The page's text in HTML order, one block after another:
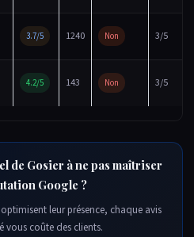
3.7/5 1240 Non 3/5
4.2/5 143 Non 3/5
de Gosier à ne pas maîtriser
Google ?
leur présence, chaque avis
vous coûte des clients.